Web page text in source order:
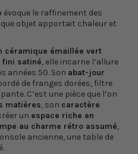
évoque le raffinement des
objet apportait chaleur et
céramique émaillée vert
fini satiné, elle incarne l’allure
années 50. Son abat-jour
de franges dorées, filtre
C’est une pièce que l’on
matières, son caractère
un espace riche en
au charme rétro assumé,
ancienne, une table de